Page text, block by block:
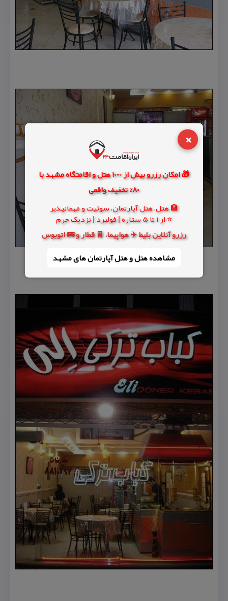
×
🎁 امکان رزرو بیش از 1000 هتل و اقامتگاه مشهد با
80% تخفیف واقعی
🏨 هتل، هتل آپارتمان، سوئیت و مهمانپذیر
⭐ از 1 تا 5 ستاره | فولبرد | نزدیک حرم
رزرو آنلاین بلیط ✈️ هواپیما، 🚆 قطار و 🚌 اتوبوس
مشاهده هتل و هتل‌ آپارتمان های مشهد